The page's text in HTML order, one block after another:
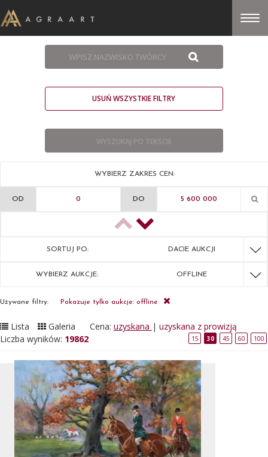
USUŃ WSZYSTKIE FILTRY
WYBIERZ ZAKRES CEN:
OD DO
SORTUJ PO: DACIE AUKCJI
WYBIERZ AUKCJE: OFFLINE
Używane filtry: Pokazuje tylko aukcje: offline
Lista Galeria Cena: uzyskana | uzyskana z prowizją
Liczba wyników: 19862 15 30 45 60 100